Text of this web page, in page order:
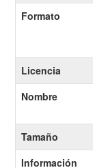
Formato
Licencia
Nombre
Tamaño
Información